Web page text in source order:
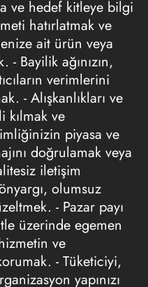
ve hedef kitleye bilgi
hatırlatmak ve
ait ürün veya
- Bayilik ağınızın,
verimlerini
- Alışkanlıkları ve
ve
piyasa ve
doğrulamak veya
iletişim
olumsuz
- Pazar payı
üzerinde egemen
ve
- Tüketiciyi,
yapınızı